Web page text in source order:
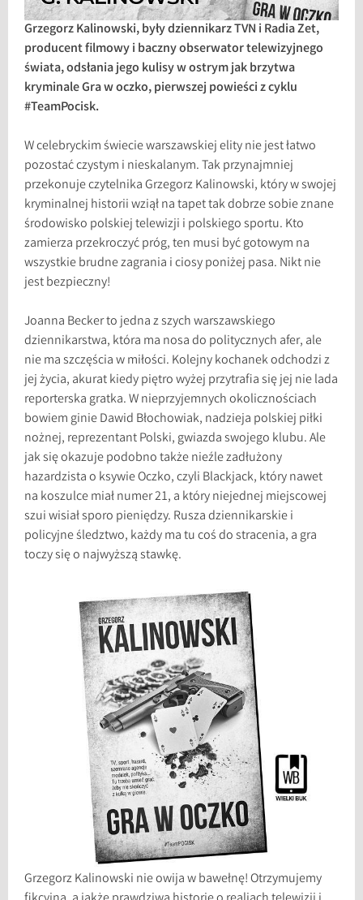
Grzegorz Kalinowski, były dziennikarz TVN i Radia Zet,
producent filmowy i baczny obserwator telewizyjnego
świata, odsłania jego kulisy w ostrym jak brzytwa
kryminale Gra w oczko, pierwszej powieści z cyklu
#TeamPocisk.
W celebryckim świecie warszawskiej elity nie jest łatwo
pozostać czystym i nieskalanym. Tak przynajmniej
przekonuje czytelnika Grzegorz Kalinowski, który w swojej
kryminalnej historii wziął na tapet tak dobrze sobie znane
środowisko polskiej telewizji i polskiego sportu. Kto
zamierza przekroczyć próg, ten musi być gotowym na
wszystkie brudne zagrania i ciosy poniżej pasa. Nikt nie
jest bezpieczny!
Joanna Becker to jedna z szych warszawskiego
dziennikarstwa, która ma nosa do politycznych afer, ale
nie ma szczęścia w miłości. Kolejny kochanek odchodzi z
jej życia, akurat kiedy piętro wyżej przytrafia się jej nie lada
reporterska gratka. W nieprzyjemnych okolicznościach
bowiem ginie Dawid Błochowiak, nadzieja polskiej piłki
nożnej, reprezentant Polski, gwiazda swojego klubu. Ale
jak się okazuje podobno także nieźle zadłużony
hazardzista o ksywie Oczko, czyli Blackjack, który nawet
na koszulce miał numer 21, a który niejednej miejscowej
szui wisiał sporo pieniędzy. Rusza dziennikarskie i
policyjne śledztwo, każdy ma tu coś do stracenia, a gra
toczy się o najwyższą stawkę.
Grzegorz Kalinowski nie owija w bawełnę! Otrzymujemy